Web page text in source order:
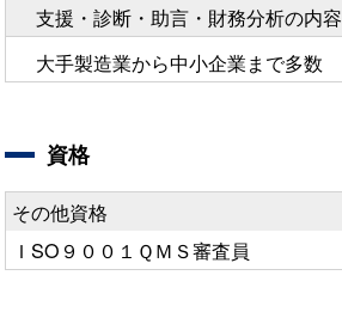
支援・診断・助言・財務分析の内容
大手製造業から中小企業まで多数
資格
その他資格
ＩSO９００１ＱＭＳ審査員